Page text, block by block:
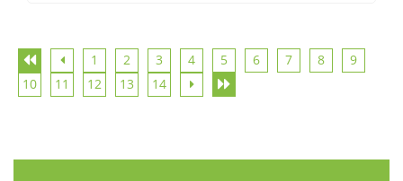
1 2 3 4 5 6 7 8
9
10
11 12 13 14